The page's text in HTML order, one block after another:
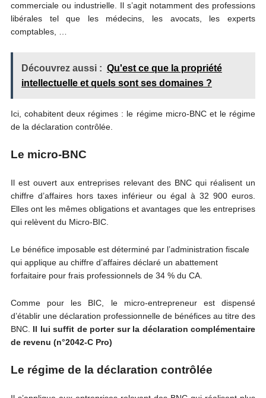
commerciale ou industrielle. Il s’agit notamment des professions
libérales tel que les médecins, les avocats, les experts
comptables, …
Découvrez aussi : Qu'est ce que la propriété
intellectuelle et quels sont ses domaines ?
Ici, cohabitent deux régimes : le régime micro-BNC et le régime
de la déclaration contrôlée.
Le micro-BNC
Il est ouvert aux entreprises relevant des BNC qui réalisent un
chiffre d’affaires hors taxes inférieur ou égal à 32 900 euros.
Elles ont les mêmes obligations et avantages que les entreprises
qui relèvent du Micro-BIC.
Le bénéfice imposable est déterminé par l’administration fiscale
qui applique au chiffre d’affaires déclaré un abattement
forfaitaire pour frais professionnels de 34 % du CA.
Comme pour les BIC, le micro-entrepreneur est dispensé
d’établir une déclaration professionnelle de bénéfices au titre des
BNC. Il lui suffit de porter sur la déclaration complémentaire
de revenu (n°2042-C Pro)
Le régime de la déclaration contrôlée